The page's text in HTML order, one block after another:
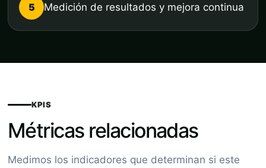
5 Medición de resultados y mejora continua
KPIS
Métricas relacionadas
Medimos los indicadores que determinan si este